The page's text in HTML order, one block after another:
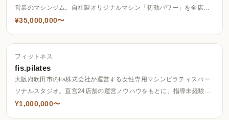
営業のマシンジム。自社製オリジナルマシン「初動パワー」を全店導
入し、指紋認証セキュリティと低人件費運営を特徴とする。愛知5店
¥35,000,000〜
フィットネス
fis.pilates
大阪府吹田市のfis株式会社が運営する女性専用マシンピラティスパー
ソナルスタジオ。直営24店舗の運営ノウハウをもとに、指導未経験で
も本部がトレーナーへ育成する「オーナー独立型FC」を特徴とし、店
¥1,000,000〜